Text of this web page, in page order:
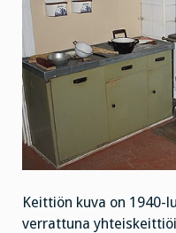
Keittiön kuva on 1940-
verrattuna